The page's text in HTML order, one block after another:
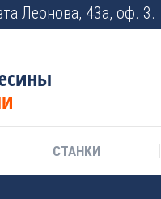
Леонова, 43а, оф. 3.
СТАНКИ